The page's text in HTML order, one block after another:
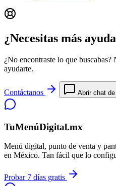
¿Necesitas más
¿No encontraste lo que buscabas?
ayudarte.
Contáctanos Abrir chat
TuMenúDigital.mx
Menú digital, punto de venta y
en México. Tan fácil que lo
Probar 7 días gratis